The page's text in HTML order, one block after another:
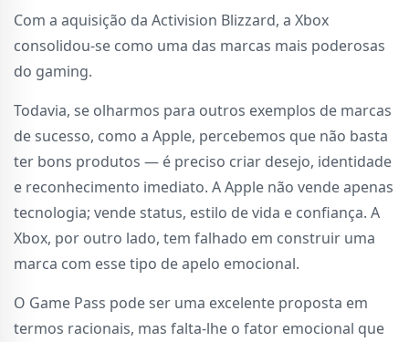
Com a aquisição da Activision Blizzard, a Xbox
consolidou-se como uma das marcas mais poderosas
do gaming.
Todavia, se olharmos para outros exemplos de marcas
de sucesso, como a Apple, percebemos que não basta
ter bons produtos — é preciso criar desejo, identidade
e reconhecimento imediato. A Apple não vende apenas
tecnologia; vende status, estilo de vida e confiança. A
Xbox, por outro lado, tem falhado em construir uma
marca com esse tipo de apelo emocional.
O Game Pass pode ser uma excelente proposta em
termos racionais, mas falta-lhe o fator emocional que